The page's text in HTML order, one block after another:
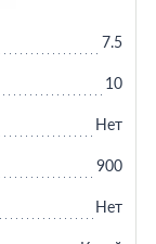
7.5
10
Нет
900
Нет